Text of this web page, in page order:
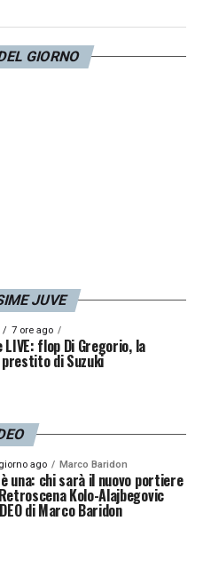
ma la traversa gli
Battuto. Spagna
Furie Rosse
l’Italia difende
senza però creare
5 minuti di recupero,
si prende
parando ben due
Corigliano,
GIORNO
JUVE
7 ore ago
LIVE: flop Di Gregorio, la
di Suzuki
ago Marco Baridon
una: chi sarà il nuovo portiere
Kolo-Alajbegovic
di Marco Baridon